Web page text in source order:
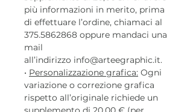
più informazioni in merito, prima
di effettuare l’ordine, chiamaci al
375.5862868 oppure mandaci una
mail
all’indirizzo info@arteegraphic.it.
• Personalizzazione grafica: Ogni
variazione o correzione grafica
rispetto all’originale richiede un